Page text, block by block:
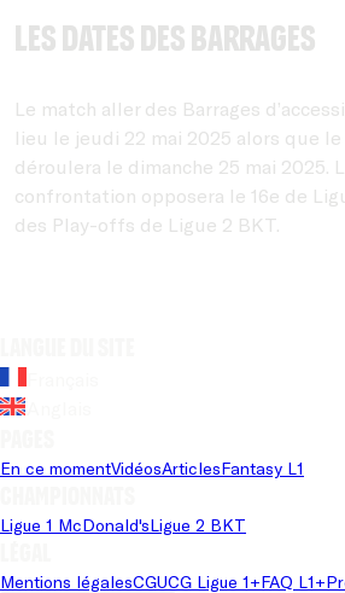
Les dates des Barrages
Le match aller des Barrages
lieu le jeudi 22 mai 2025 alors que
déroulera le dimanche 25 mai 2025.
confrontation opposera le 16e de
des Play-offs de Ligue 2 BKT.
En ce momentVidéosArticlesFantasy L1
Ligue 1 McDonald'sLigue 2 BKT
Mentions légalesCGUCG Ligue 1+FAQ L1+